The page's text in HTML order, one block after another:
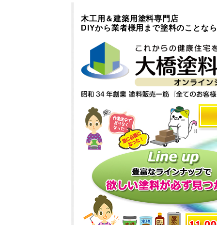
木工用＆建築用塗料専門店
DIYから業者様用まで塗料のことな